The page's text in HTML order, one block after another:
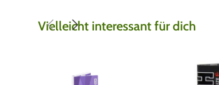
Vielleicht interessant für dich